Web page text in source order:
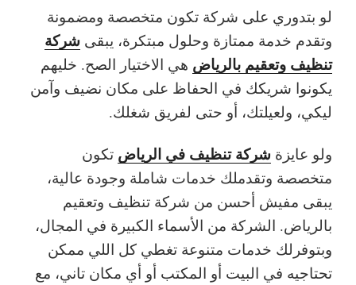
لو بتدوري على شركة تكون متخصصة ومضمونة
وتقدم خدمة ممتازة وحلول مبتكرة، يبقى شركة
تنظيف وتعقيم بالرياض هي الاختيار الصح. خليهم
يكونوا شريكك في الحفاظ على مكان نضيف وآمن
ليكي، ولعيلتك، أو حتى لفريق شغلك.
ولو عايزة شركة تنظيف في الرياض تكون
متخصصة وتقدملك خدمات شاملة وجودة عالية،
يبقى مفيش أحسن من شركة تنظيف وتعقيم
بالرياض. الشركة من الأسماء الكبيرة في المجال،
وبتوفرلك خدمات متنوعة تغطي كل اللي ممكن
تحتاجيه في البيت أو المكتب أو أي مكان تاني، مع